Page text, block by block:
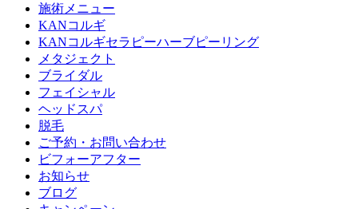
施術メニュー
KANコルギ
KANコルギセラピーハーブピーリング
メタジェクト
ブライダル
フェイシャル
ヘッドスパ
脱毛
ご予約・お問い合わせ
ビフォーアフター
お知らせ
ブログ